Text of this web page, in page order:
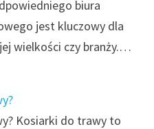
biura
jest kluczowy dla
wielkości czy branży.…
Kosiarki do trawy to